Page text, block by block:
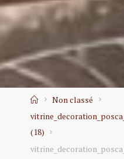
Home
Non classé
(18)